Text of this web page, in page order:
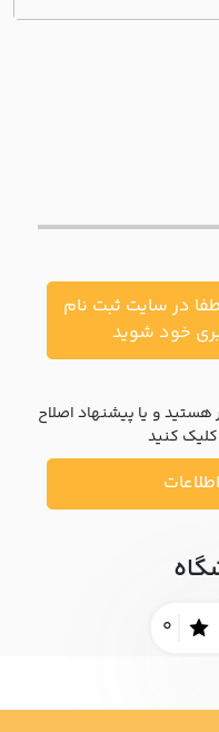
در سایت ثبت نام
خود شوید
و یا پیشنهاد اصلاح
کلیک کنید
0